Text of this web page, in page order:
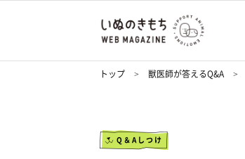
トップ 獣医師が答えるQ&A
Q＆Aしつけ